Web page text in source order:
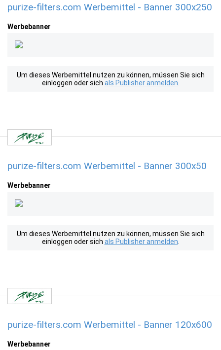
purize-filters.com Werbemittel - Banner 300x250
Werbebanner
Um dieses Werbemittel nutzen zu können, müssen Sie sich
einloggen oder sich als Publisher anmelden
purize-filters.com Werbemittel - Banner 300x50
Werbebanner
Um dieses Werbemittel nutzen zu können, müssen Sie sich
einloggen oder sich als Publisher anmelden
purize-filters.com Werbemittel - Banner 120x600
Werbebanner